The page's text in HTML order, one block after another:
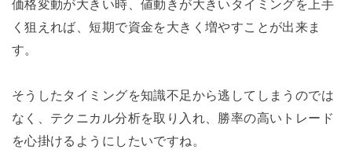
価格変動が大きい時、値動きが大きいタイミングを上手
く狙えれば、短期で資金を大きく増やすことが出来ま
す。
そうしたタイミングを知識不足から逃してしまうのでは
なく、テクニカル分析を取り入れ、勝率の高いトレード
を心掛けるようにしたいですね。